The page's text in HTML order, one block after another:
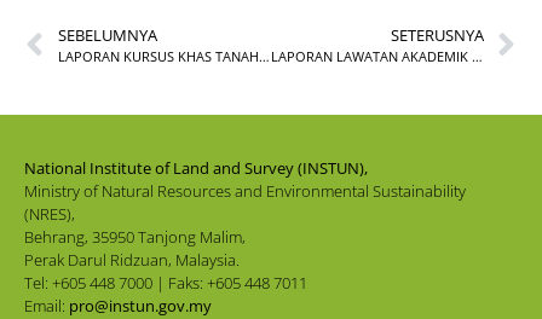
SEBELUMNYA
LAPORAN KURSUS KHAS TANAH BAGI ANGGOTA PENTADBIRAN TANAH: PENOLONG PEGAWAI TANAH (TL14/25)
SETERUSNYA
LAPORAN LAWATAN AKADEMIK PELAJAR DARI MANAGEMENT AND SCIENCE UNIVERSITY (MSU) KE INSTUN
National Institute of Land and Survey (INSTUN),
Ministry of Natural Resources and Environmental Sustainability
(NRES),
Behrang, 35950 Tanjong Malim,
Perak Darul Ridzuan, Malaysia.
Tel: +605 448 7000 | Faks: +605 448 7011
Email: pro@instun.gov.my